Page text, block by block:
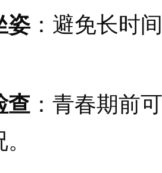
姿 ：避免长时
查 ：青春期前